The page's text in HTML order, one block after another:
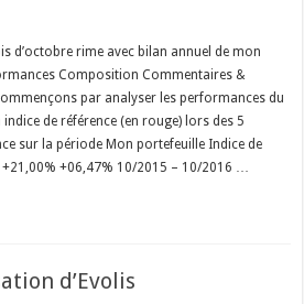
d’octobre rime avec bilan annuel de mon
Composition Commentaires &
par analyser les performances du
de référence (en rouge) lors des 5
sur la période Mon portefeuille Indice de
+06,47% 10/2015 – 10/2016 …
d’Evolis